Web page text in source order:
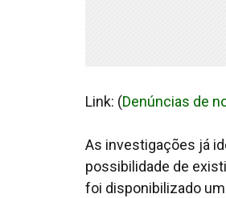
Link: (Denúncias de
As investigações já
possibilidade de
foi disponibilizado um